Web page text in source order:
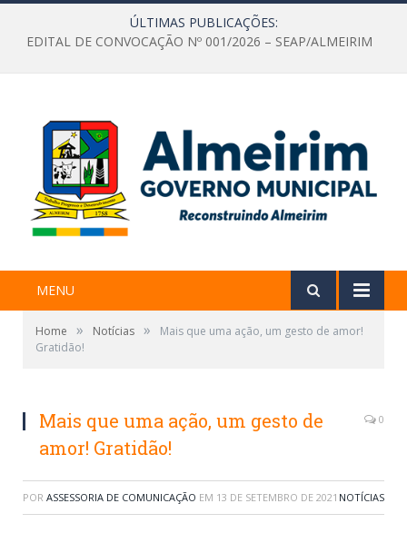
ÚLTIMAS PUBLICAÇÕES:
EDITAL DE CONVOCAÇÃO Nº 001/2026 – SEAP/ALMEIRIM
MENU
Home » Notícias »
Mais que uma ação, um gesto de amor!
Gratidão!
Mais que uma ação, um gesto de
amor! Gratidão!
0
POR ASSESSORIA DE COMUNICAÇÃO EM 13 DE SETEMBRO DE 2021 NOTÍCIAS